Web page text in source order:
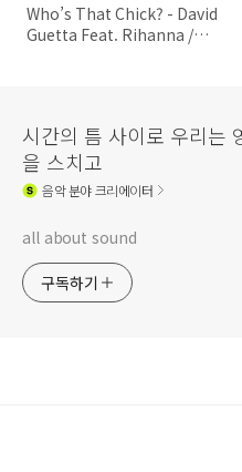
Who’s That Chick? - David
Guetta Feat. Rihanna /
시간의 틈 사이로 우리는
을 스치고
음악분야 크리에이터
all about sound
구독하기